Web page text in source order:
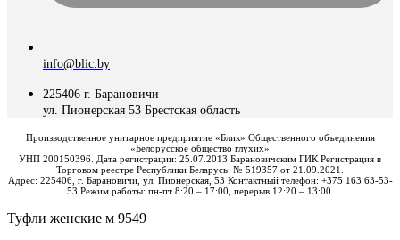
info@blic.by
225406 г. Барановичи
ул. Пионерская 53 Брестская область
Производственное унитарное предприятие «Блик» Общественного объединения
«Белорусское общество глухих»
УНП 200150396. Дата регистрации: 25.07.2013 Барановичским ГИК Регистрация в
Торговом реестре Республики Беларусь: № 519357 от 21.09.2021.
Адрес: 225406, г. Барановичи, ул. Пионерская, 53 Контактный телефон: +375 163 63-53-
53 Режим работы: пн-пт 8:20 – 17:00, перерыв 12:20 – 13:00
Туфли женские м 9549